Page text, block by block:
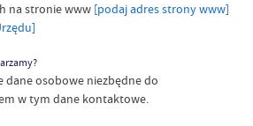
na stronie www [podaj adres strony www]
dane osobowe niezbędne do
w tym dane kontaktowe.